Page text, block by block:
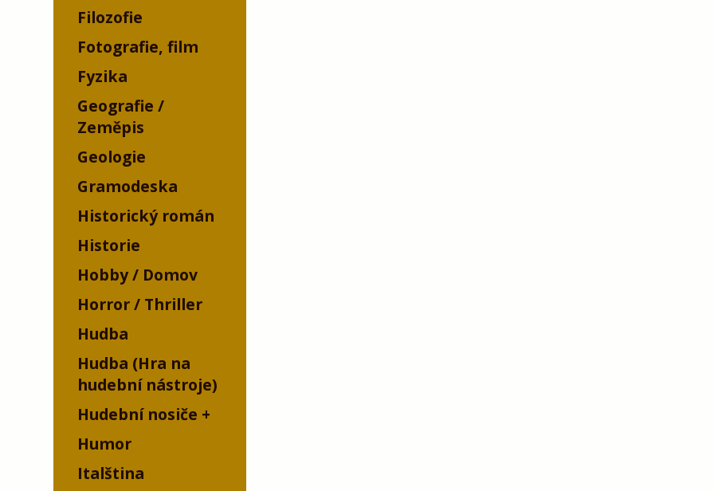
Filozofie
Fotografie, film
Fyzika
Geografie /
Zeměpis
Geologie
Gramodeska
Historický román
Historie
Hobby / Domov
Horror / Thriller
Hudba
Hudba (Hra na
hudební nástroje)
Hudební nosiče
Humor
Italština